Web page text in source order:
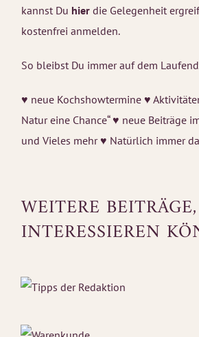
kannst Du hier die Gelegenheit
kostenfrei anmelden.
So bleibst Du immer auf dem
♥ neue Kochshowtermine ♥
Natur eine Chance“ ♥ neue Beiträge
und Vieles mehr ♥ Natürlich immer
WEITERE
INTERESSIEREN